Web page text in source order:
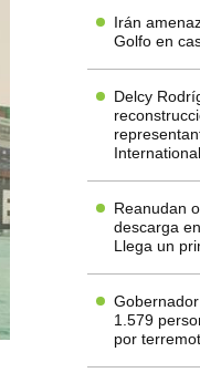
Irán
Golfo en
Delcy
Reanudan
descarga
Llega un
1.579
por